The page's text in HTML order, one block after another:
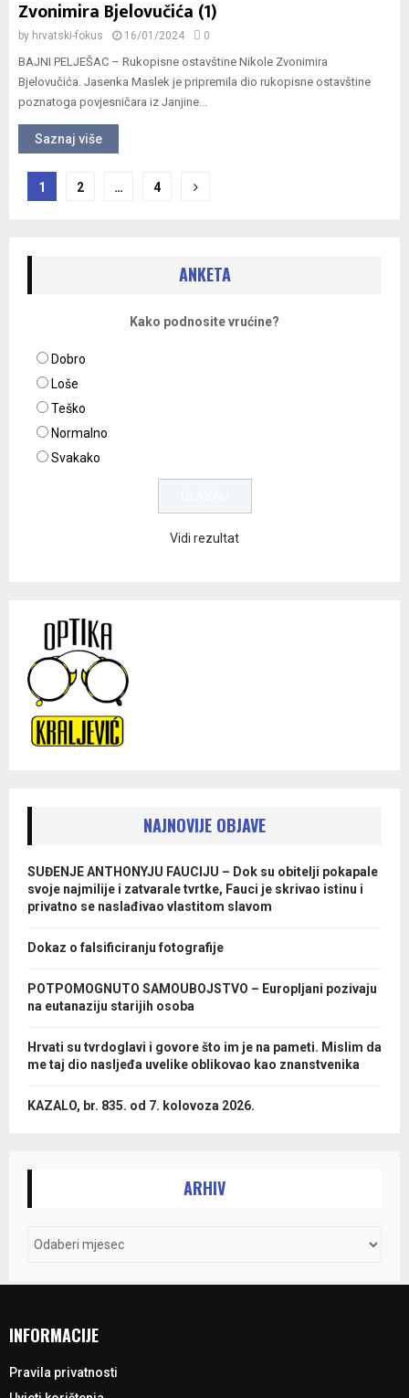
Zvonimira Bjelovučića (1)
by hrvatski-fokus 16/01/2024 0
BAJNI PELJEŠAC – Rukopisne ostavštine Nikole Zvonimira
Bjelovučića. Jasenka Maslek je pripremila dio rukopisne ostavštine
poznatoga povjesničara iz Janjine...
Saznaj više
Navigacija
1 2 … 4
ANKETA
Kako podnosite vrućine?
Dobro
Loše
Teško
Normalno
Svakako
Vidi rezultat
NAJNOVIJE OBJAVE
SUĐENJE ANTHONYJU FAUCIJU – Dok su obitelji pokapale
svoje najmilije i zatvarale tvrtke, Fauci je skrivao istinu i
privatno se naslađivao vlastitom slavom
Dokaz o falsificiranju fotografije
POTPOMOGNUTO SAMOUBOJSTVO – Europljani pozivaju
na eutanaziju starijih osoba
Hrvati su tvrdoglavi i govore što im je na pameti. Mislim da
me taj dio nasljeđa uvelike oblikovao kao znanstvenika
KAZALO, br. 835. od 7. kolovoza 2026.
ARHIV
INFORMACIJE
Pravila privatnosti